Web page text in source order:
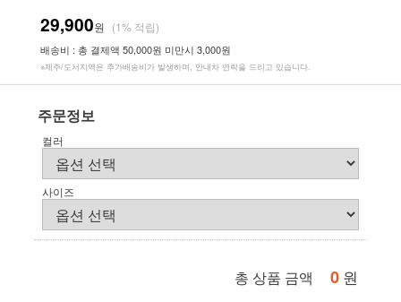
29,900원 (1% 적립)
배송비 : 총 결제액 50,000원 미만시 3,000원
※제주/도서지역은 추가배송비가 발생하며, 안내차 연락을 드리고 있습니다.
주문정보
컬러
사이즈
총 상품 금액 0 원